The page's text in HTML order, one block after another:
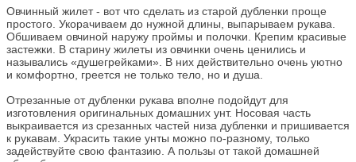
Овчинный жилет - вот что сделать из старой дубленки проще
простого. Укорачиваем до нужной длины, выпарываем рукава.
Обшиваем овчиной наружу проймы и полочки. Крепим красивые
застежки. В старину жилеты из овчинки очень ценились и
назывались «душегрейками». В них действительно очень уютно
и комфортно, греется не только тело, но и душа.
Отрезанные от дубленки рукава вполне подойдут для
изготовления оригинальных домашних унт. Носовая часть
выкраивается из срезанных частей низа дубленки и пришивается
к рукавам. Украсить такие унты можно по-разному, только
задействуйте свою фантазию. А пользы от такой домашней